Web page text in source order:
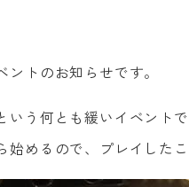
トのお知らせです。
う何とも緩いイベント
めるので、プレイした